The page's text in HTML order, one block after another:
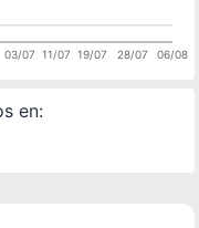
03/07 11/07 19/07 28/07 06/08
en: